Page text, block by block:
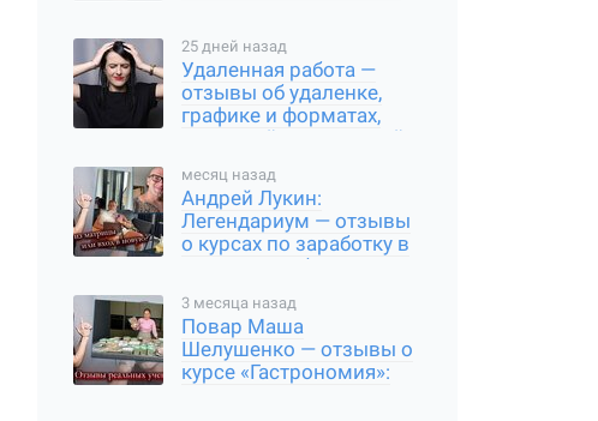
25 дней назад
Удаленная работа —
отзывы об удаленке,
графике и форматах,
реальный путь в онлайн
месяц назад
Андрей Лукин:
Легендариум — отзывы
о курсах по заработку в
интернете, обзор
3 месяца назад
Повар Маша
Шелушенко — отзывы о
курсе «Гастрономия»: